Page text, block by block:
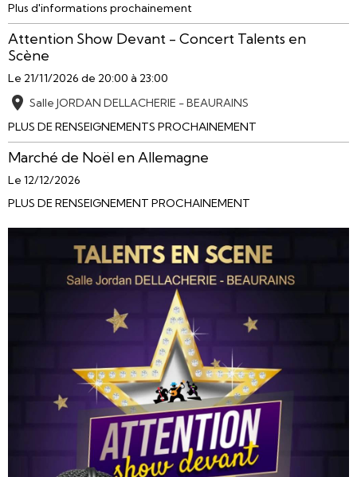
Plus d'informations prochainement
Attention Show Devant - Concert Talents en
Scène
Le 21/11/2026 de 20:00 à 23:00
Salle JORDAN DELLACHERIE - BEAURAINS
PLUS DE RENSEIGNEMENTS PROCHAINEMENT
Marché de Noël en Allemagne
Le 12/12/2026
PLUS DE RENSEIGNEMENT PROCHAINEMENT